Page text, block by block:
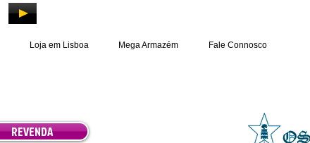
Loja em Lisboa Mega Armazém Fale Connosco
REVENDA